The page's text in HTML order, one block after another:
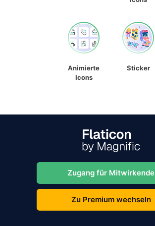
Animierte
Icons
Sticker
Zugang für Mitwirkende
Zu Premium wechseln